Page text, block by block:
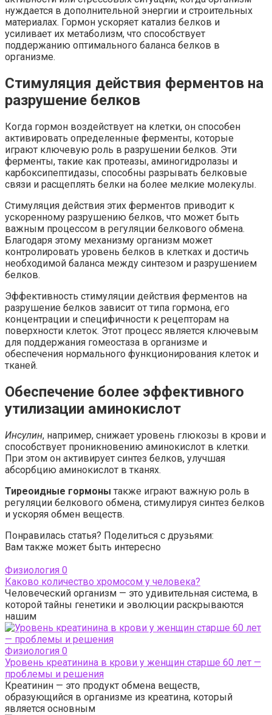
нуждается в дополнительной энергии и строительных
материалах. Гормон ускоряет катализ белков и
усиливает их метаболизм, что способствует
поддержанию оптимального баланса белков в
организме.
Стимуляция действия ферментов на
разрушение белков
Когда гормон воздействует на клетки, он способен
активировать определенные ферменты, которые
играют ключевую роль в разрушении белков. Эти
ферменты, такие как протеазы, аминогидролазы и
карбоксипептидазы, способны разрывать белковые
связи и расщеплять белки на более мелкие молекулы.
Стимуляция действия этих ферментов приводит к
ускоренному разрушению белков, что может быть
важным процессом в регуляции белкового обмена.
Благодаря этому механизму организм может
контролировать уровень белков в клетках и достичь
необходимой баланса между синтезом и разрушением
белков.
Эффективность стимуляции действия ферментов на
разрушение белков зависит от типа гормона, его
концентрации и специфичности к рецепторам на
поверхности клеток. Этот процесс является ключевым
для поддержания гомеостаза в организме и
обеспечения нормального функционирования клеток и
тканей.
Обеспечение более эффективного
утилизации аминокислот
Инсулин, например, снижает уровень глюкозы в крови и
способствует проникновению аминокислот в клетки.
При этом он активирует синтез белков, улучшая
абсорбцию аминокислот в тканях.
Тиреоидные гормоны также играют важную роль в
регуляции белкового обмена, стимулируя синтез белков
и ускоряя обмен веществ.
Понравилась статья? Поделиться с друзьями:
Вам также может быть интересно
Физиология 0
Каково количество хромосом у человека?
Человеческий организм — это удивительная система, в
которой тайны генетики и эволюции раскрываются
нашим
Физиология 0
Уровень креатинина в крови у женщин старше 60 лет —
проблемы и решения
Креатинин — это продукт обмена веществ,
образующийся в организме из креатина, который
является основным